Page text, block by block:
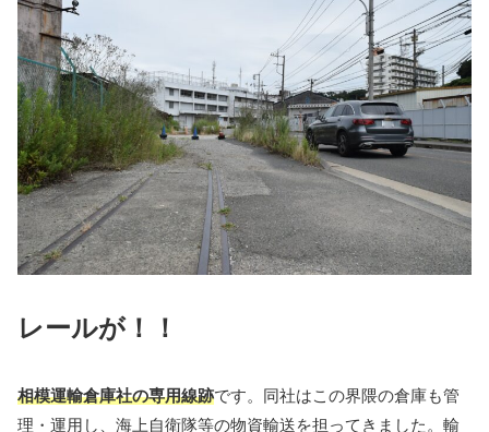
レールが！！
相模運輸倉庫社の専用線跡です。同社はこの界隈の倉庫も管
理・運用し、海上自衛隊等の物資輸送を担ってきました。輸